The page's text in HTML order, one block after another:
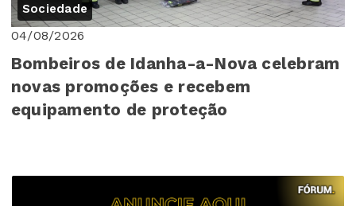
Sociedade
04/08/2026
Bombeiros de Idanha-a-Nova celebram
novas promoções e recebem
equipamento de proteção